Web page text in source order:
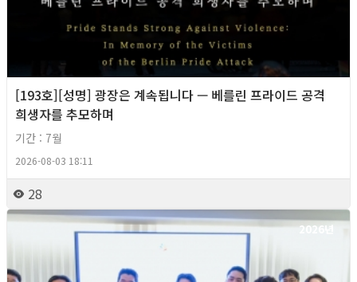
[193호][성명] 광장은 계속됩니다 — 베를린 프라이드 공격
희생자를 추모하며
기간 : 7월
2026-08-03 18:11
28
2026년